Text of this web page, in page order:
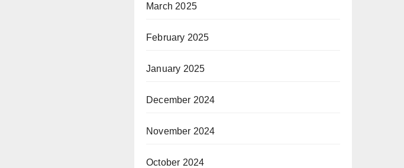
March 2025
February 2025
January 2025
December 2024
November 2024
October 2024